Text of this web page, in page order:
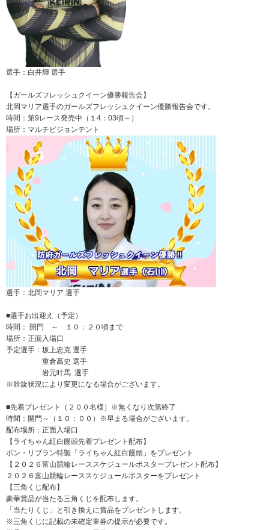
選手：白井輝 選手
【ガールズフレッシュクイーン優勝報告会】
北岡マリア選手のガールズフレッシュクイーン優勝報告会です。
時間：第9レース発売中（１4：03頃～）
場所：マルチビジョンテント
選手：北岡マリア 選手
■選手お出迎え（予定）
時間： 開門 ～ １０：２０頃まで
場所：正面入場口
予定選手：坂上忠克 選手
重倉高史 選手
岩元叶馬 選手
※斡旋状況により変更になる場合がございます。
■先着プレゼント（２００名様）※無くなり次第終了
時間：開門～（１０：００）※早まる場合がございます。
配布場所：正面入場口
【ライちゃん紅白饅頭先着プレゼント配布】
ボン・リブラン特製「ライちゃん紅白饅頭」をプレゼント
【２０２６富山競輪レーススケジュールポスタープレゼント配布】
２０２６富山競輪レーススケジュールポスターをプレゼント
【三角くじ配布】
豪華賞品が当たる三角くじを配布します。
「当たりくじ」と引き換えに賞品をプレゼントします。
※三角くじに記載の未確定車券の提示が必要です。